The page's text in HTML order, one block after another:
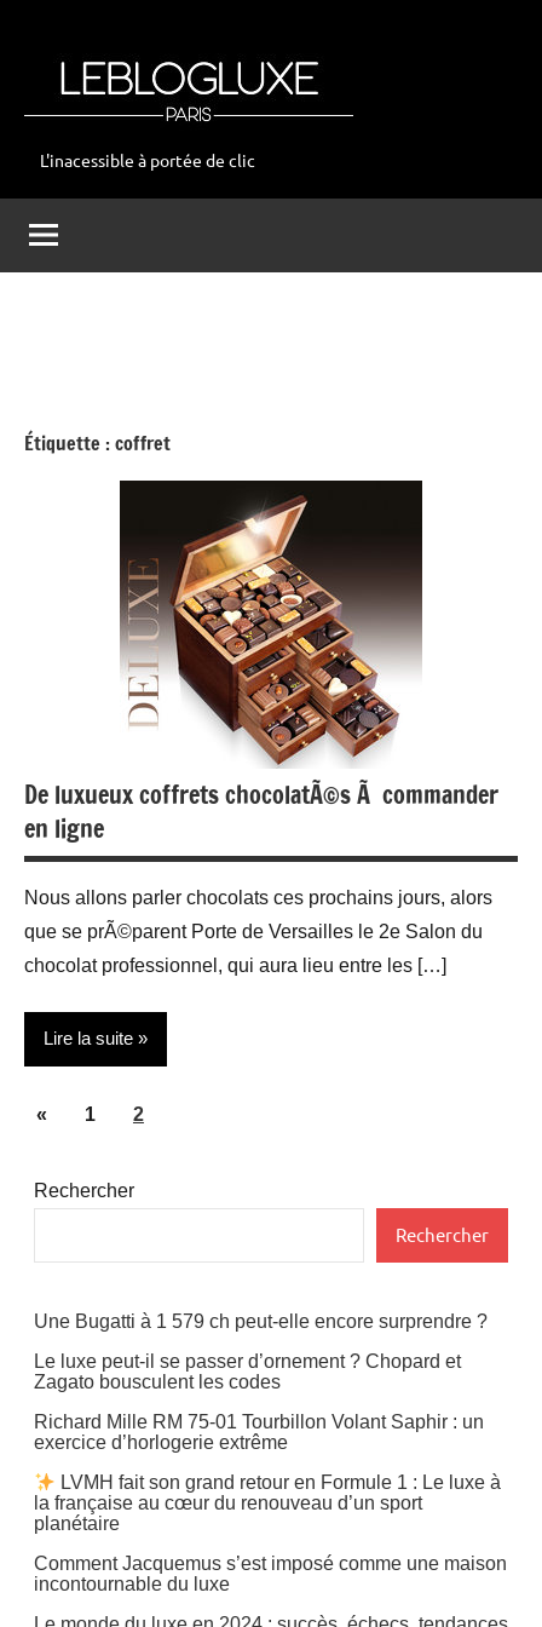
leblogluxe
L'inacessible à portée de clic
Étiquette :coffret
De luxueux coffrets chocolatÃ©s Ã commander
en ligne
Nous allons parler chocolats ces prochains jours, alors
que se prÃ©parent Porte de Versailles le 2e Salon du
chocolat professionnel, qui aura lieu entre les […]
Lire la suite
Gastronomie
Web/Tech
Pagination
publications
«Publications
1 2
Rechercher
Rechercher
Une Bugatti à 1 579 ch peut-elle encore surprendre ?
Le luxe peut-il se passer d’ornement ? Chopard et
Zagato bousculent les codes
Richard Mille RM 75-01 Tourbillon Volant Saphir : un
exercice d’horlogerie extrême
LVMH fait son grand retour en Formule 1 : Le luxe à
la française au cœur du renouveau d’un sport
planétaire
Comment Jacquemus s’est imposé comme une maison
incontournable du luxe